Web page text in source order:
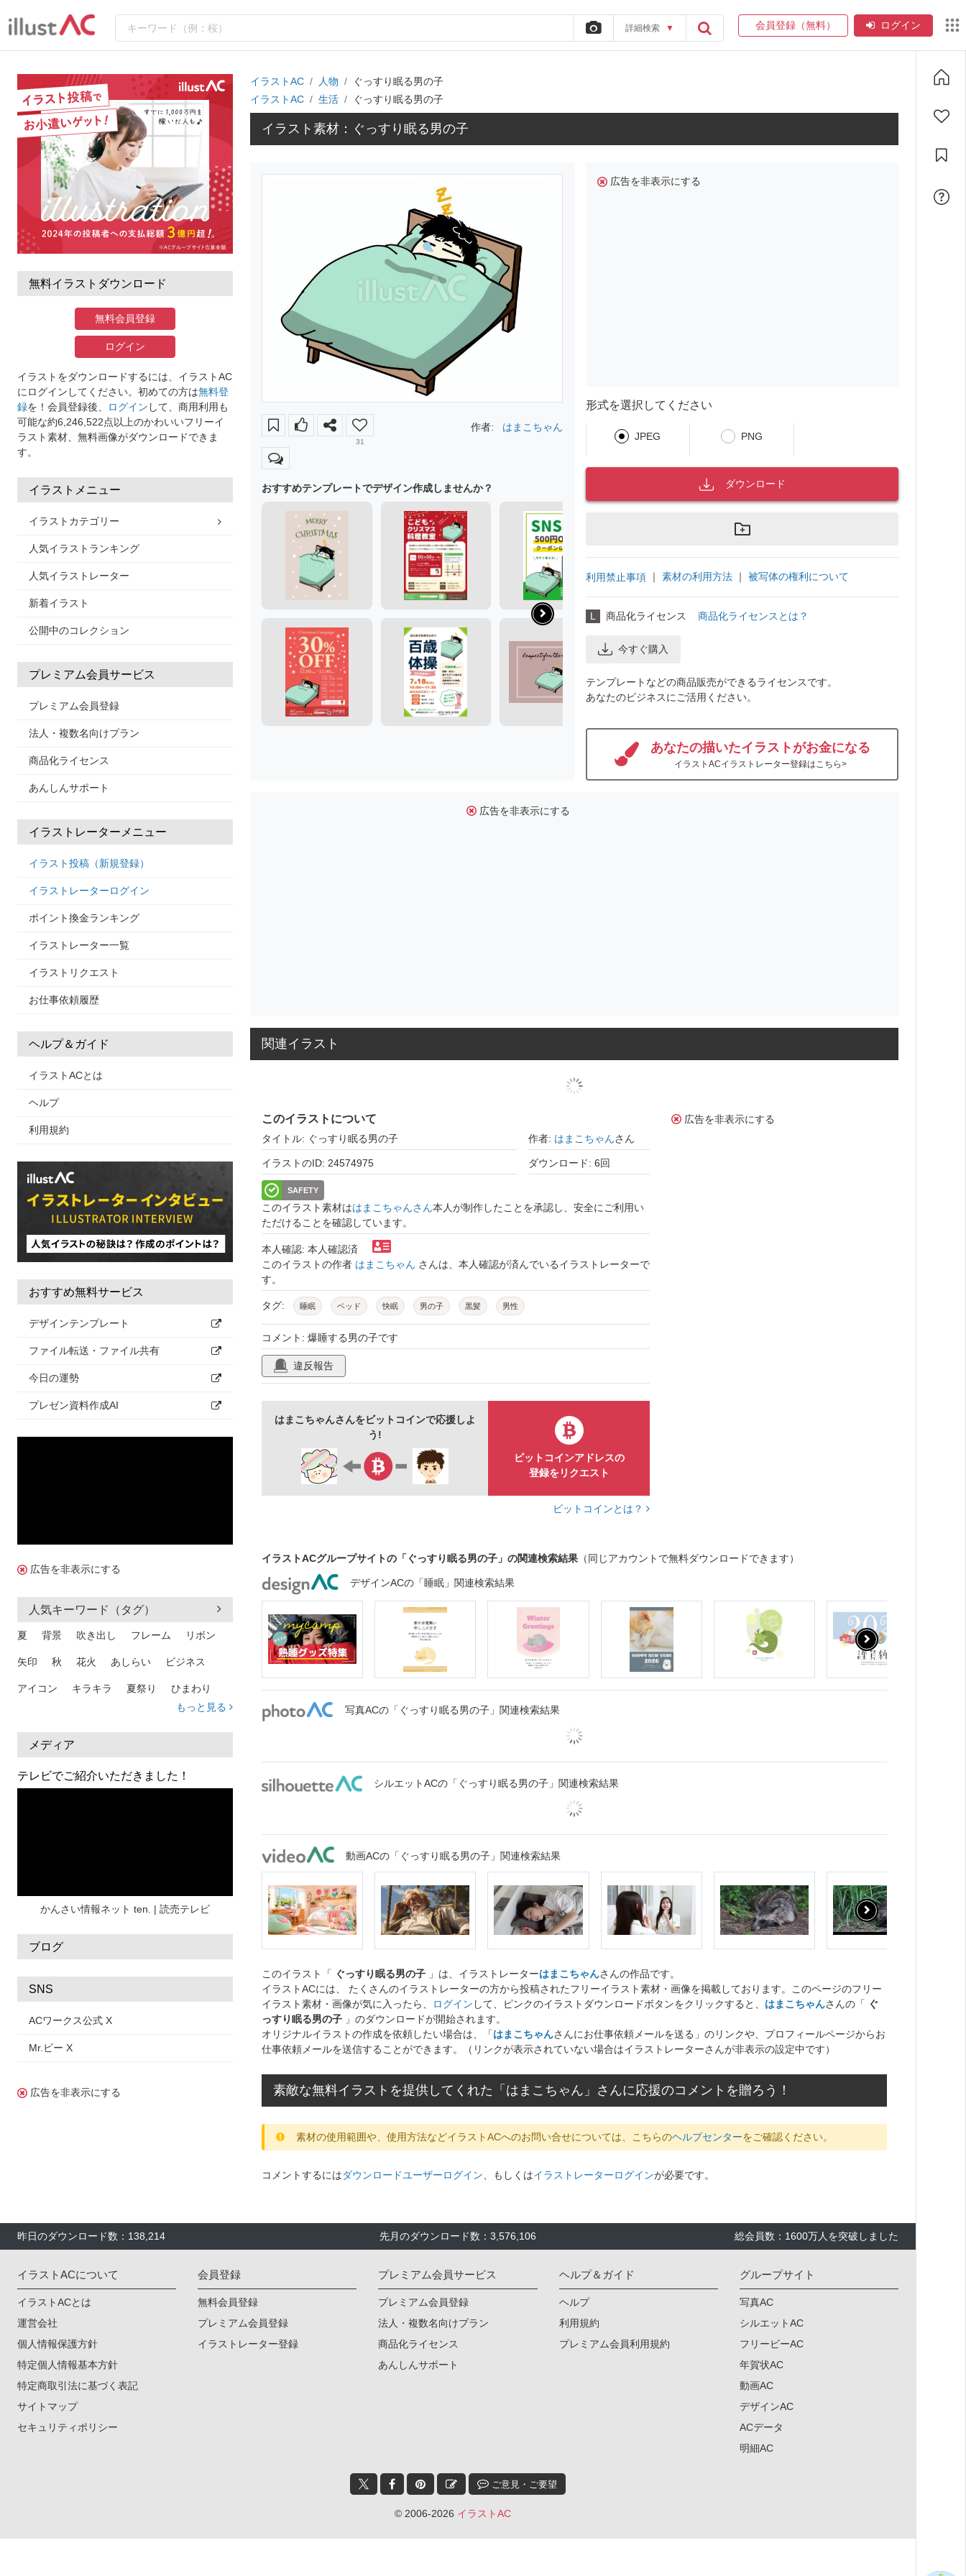
詳細検索 ▼ 会員登録（無料） ログイン
無料イラストダウンロード
無料会員登録
ログイン
イラストをダウンロードするには、イラストAC
にログインしてください。初めての方は無料登
録を！会員登録後、 ログイン して、商用利用も
可能な約6,246,522点以上のかわいいフリーイ
ラスト素材、無料画像がダウンロードできま
す。
イラストメニュー
イラストカテゴリー
人気イラストランキング
人気イラストレーター
新着イラスト
公開中のコレクション
プレミアム会員サービス
プレミアム会員登録
法人・複数名向けプラン
商品化ライセンス
あんしんサポート
イラストレーターメニュー
イラスト投稿（新規登録）
イラストレーターログイン
ポイント換金ランキング
イラストレーター一覧
イラストリクエスト
お仕事依頼履歴
ヘルプ＆ガイド
イラストACとは
ヘルプ
利用規約
おすすめ無料サービス
デザインテンプレート
ファイル転送・ファイル共有
今日の運勢
プレゼン資料作成AI
広告を非表示にする
人気キーワード（タグ）
夏 背景 吹き出し フレーム リボン
矢印 秋 花火 あしらい ビジネス
アイコン キラキラ 夏祭り ひまわり
熱中症
人物 暑中見舞い
日本地図 海
もっと見る
メディア
テレビでご紹介いただきました！
かんさい情報ネット ten. | 読売テレビ
ブログ
SNS
ACワークス公式 X
Mr.ビー X
広告を非表示にする
イラストAC 人物
ぐっすり眠る男の子
イラストAC
生活 ぐっすり眠る男の子
イラスト素材：ぐっすり眠る男の子
31
作者: はまこちゃん
おすすめテンプレートでデザイン作成しませんか？
広告を非表示にする
形式を選択してください
JPEG PNG
ダウンロード
利用禁止事項 ｜ 素材の利用方法 ｜ 被写体の権利について
L 商品化ライセンス 商品化ライセンスとは？
今すぐ購入
テンプレートなどの商品販売ができるライセンスです。
あなたのビジネスにご活用ください。
あなたの描いたイラストがお金になる
イラストACイラストレーター登録はこちら>
広告を非表示にする
関連イラスト
このイラストについて
タイトル: ぐっすり眠る男の子 作者: はまこちゃんさん
イラストのID: 24574975 ダウンロード: 6回
SAFETY
このイラスト素材ははまこちゃんさん本人が制作したことを承認し、安全にご利用い
ただけることを確認しています。
本人確認: 本人確認済
このイラストの作者 はまこちゃん さんは、本人確認が済んでいるイラストレーターで
す。
タグ: 睡眠 ベッド 快眠 男の子 黒髪 男性
コメント: 爆睡する男の子です
違反報告
はまこちゃんさんをビットコインで応援しよ
う!
ビットコインアドレスの
登録をリクエスト
ビットコインとは？
広告を非表示にする
イラストACグループサイトの「ぐっすり眠る男の子」の関連検索結果 （同じアカウントで無料ダウンロードできます）
デザインACの「睡眠」関連検索結果
写真ACの「ぐっすり眠る男の子」関連検索結果
シルエットACの「ぐっすり眠る男の子」関連検索結果
動画ACの「ぐっすり眠る男の子」関連検索結果
このイラスト「 ぐっすり眠る男の子 」は、イラストレーターはまこちゃんさんの作品です。
イラストACには、 たくさんのイラストレーターの方から投稿されたフリーイラスト素材・画像を掲載しております。このページのフリー
イラスト素材・画像が気に入ったら、
ログイン して、ピンクのイラストダウンロードボタンをクリックすると、 はまこちゃんさんの「 ぐ
っすり眠る男の子 」のダウンロードが開始されます。
オリジナルイラストの作成を依頼したい場合は、「はまこちゃんさんにお仕事依頼メールを送る」のリンクや、プロフィールページからお
仕事依頼メールを送信することができます。（リンクが表示されていない場合はイラストレーターさんが非表示の設定中です）
素敵な無料イラストを提供してくれた「はまこちゃん」さんに応援のコメントを贈ろう！
素材の使用範囲や、使用方法などイラストACへのお問い合せについては、こちらのヘルプセンターをご確認ください。
コメントするにはダウンロードユーザーログイン 、もしくはイラストレーターログインが必要です。
昨日のダウンロード数：138,214 先月のダウンロード数：3,576,106 総会員数：1600万人を突破しました
イラストACについて
イラストACとは
運営会社
個人情報保護方針
特定個人情報基本方針
特定商取引法に基づく表記
サイトマップ
セキュリティポリシー
会員登録
無料会員登録
プレミアム会員登録
イラストレーター登録
プレミアム会員サービス
プレミアム会員登録
法人・複数名向けプラン
商品化ライセンス
あんしんサポート
ヘルプ＆ガイド
ヘルプ
利用規約
プレミアム会員利用規約
グループサイト
写真AC
シルエットAC
フリービーAC
年賀状AC
動画AC
デザインAC
ACデータ
明細AC
ご意見・ご要望
© 2006-2026 イラストAC